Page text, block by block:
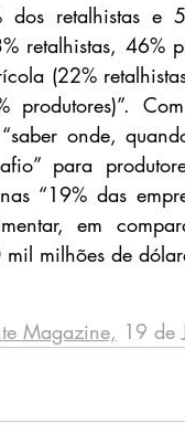
dos retalhistas e
retalhistas, 46%
(22%
produtores)”.
onde,
para
“19% das
em
milhões de
Magazine, 19 de